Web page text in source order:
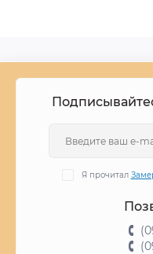
Я прочитал